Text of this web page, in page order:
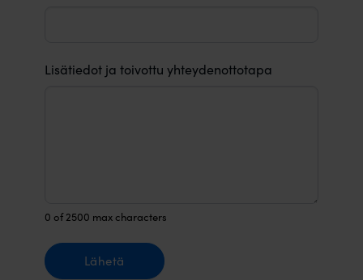
Lisätiedot ja toivottu yhteydenottotapa
0 of 2500 max characters
Lähetä